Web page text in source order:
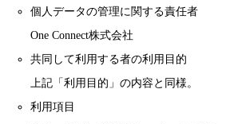
個人データの管理に関する責任者
One Connect株式会社
共同して利用する者の利用目的
上記「利用目的」の内容と同様。
利用項目